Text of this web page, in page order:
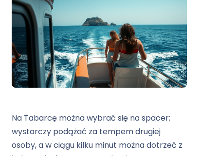
Na Tabarcę można wybrać się na spacer;
wystarczy podążać za tempem drugiej
osoby, a w ciągu kilku minut można dotrzeć z